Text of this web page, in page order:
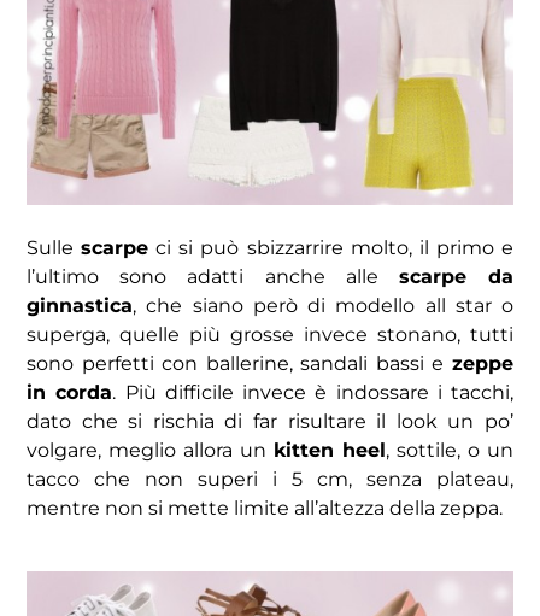
Sullescarpe ci si può sbizzarrire molto, il primo e
l’ultimo sono adatti anche alle scarpe da
ginnastica, che siano però di modello all star o
superga, quelle più grosse invece stonano, tutti
sono perfetti con ballerine, sandali bassi e zeppe
in corda. Più difficile invece è indossare i tacchi,
dato che si rischia di far risultare il look un po’
volgare, meglio allora un kitten heel, sottile, o un
tacco che non superi i 5 cm, senza plateau,
mentre non si mette limite all’altezza della zeppa.